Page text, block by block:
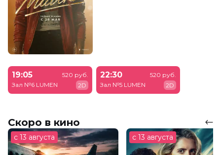
19:05
Зал №6 LUMEN
520 руб.
2D
22:30
Зал №5 LUMEN
520 руб.
2D
Скоро в кино
с 13 августа с 13 августа